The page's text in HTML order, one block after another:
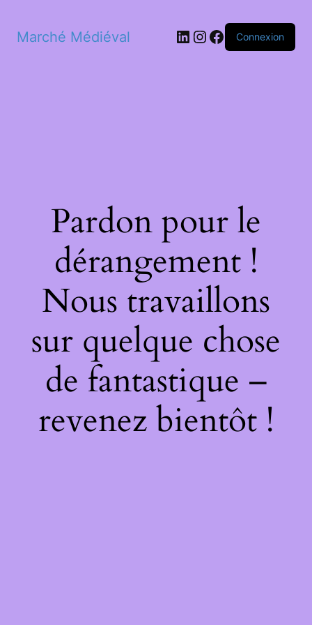
Marché Médiéval LinkedIn
Instagram
Facebook
Connexion
Pardon pour le
dérangement !
Nous travaillons
sur quelque chose
de fantastique –
revenez bientôt !